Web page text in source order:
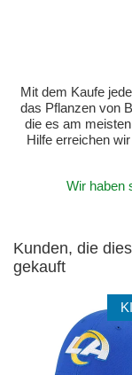
Mit dem Kaufe
das Pflanzen von
die es am
Hilfe erreichen
Wir haben
Kunden, die
gekauft